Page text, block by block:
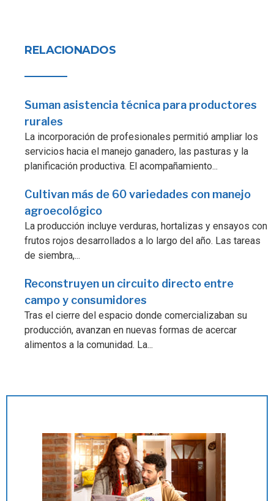
RELACIONADOS
Suman asistencia técnica para productores
rurales
La incorporación de profesionales permitió ampliar los
servicios hacia el manejo ganadero, las pasturas y la
planificación productiva. El acompañamiento...
Cultivan más de 60 variedades con manejo
agroecológico
La producción incluye verduras, hortalizas y ensayos con
frutos rojos desarrollados a lo largo del año. Las tareas
de siembra,...
Reconstruyen un circuito directo entre
campo y consumidores
Tras el cierre del espacio donde comercializaban su
producción, avanzan en nuevas formas de acercar
alimentos a la comunidad. La...